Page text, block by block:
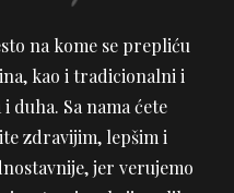
na kome se prepliću
kao i tradicionalni i
duha. Sa nama ćete
zdravijim, lepšim i
jer verujemo